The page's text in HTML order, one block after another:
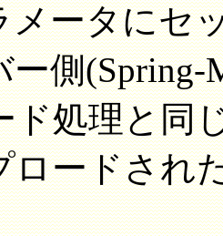
メータにセ
(Spring-
ド処理と同
ドされた